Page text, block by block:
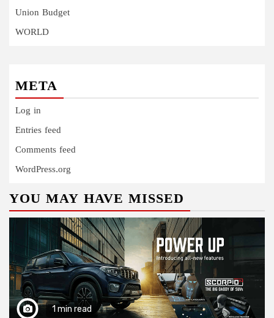
Union Budget
WORLD
META
Log in
Entries feed
Comments feed
WordPress.org
YOU MAY HAVE MISSED
1 min read